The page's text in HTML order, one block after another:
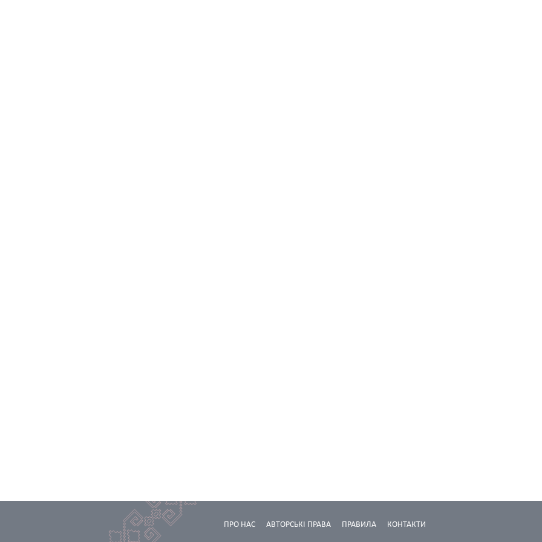
КОНТАКТИ
ПРАВИЛА
АВТОРСЬКІ ПРАВА
ПРО НАС